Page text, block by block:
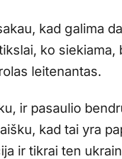
kad galima
ko siekiama,
leitenantas.
ir pasaulio
kad tai yra
ir tikrai ten